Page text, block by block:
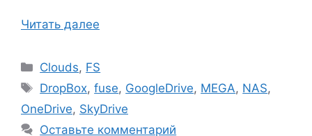
Читать далее
Рубрики
Clouds, FS
Метки
DropBox,fuse, GoogleDrive, MEGA, NAS,
OneDrive, SkyDrive
Оставьте комментарий